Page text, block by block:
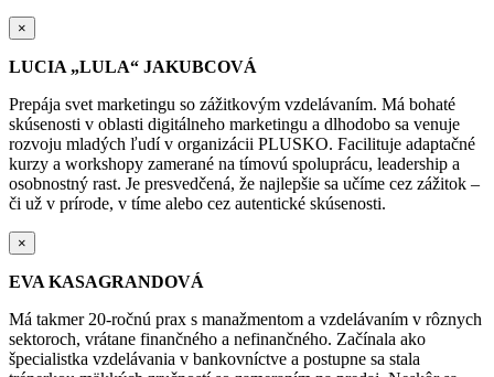
×
LUCIA „LULA“ JAKUBCOVÁ
Prepája svet marketingu so zážitkovým vzdelávaním. Má bohaté
skúsenosti v oblasti digitálneho marketingu a dlhodobo sa venuje
rozvoju mladých ľudí v organizácii PLUSKO. Facilituje adaptačné
kurzy a workshopy zamerané na tímovú spoluprácu, leadership a
osobnostný rast. Je presvedčená, že najlepšie sa učíme cez zážitok –
či už v prírode, v tíme alebo cez autentické skúsenosti.
×
EVA KASAGRANDOVÁ
Má takmer 20-ročnú prax s manažmentom a vzdelávaním v rôznych
sektoroch, vrátane finančného a nefinančného. Začínala ako
špecialistka vzdelávania v bankovníctve a postupne sa stala